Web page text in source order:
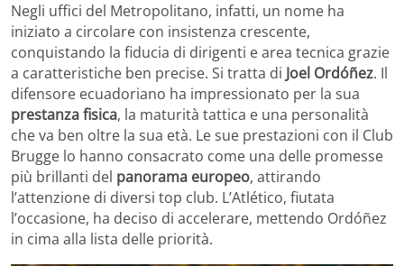
Negli uffici del Metropolitano, infatti, un nome ha
iniziato a circolare con insistenza crescente,
conquistando la fiducia di dirigenti e area tecnica grazie
a caratteristiche ben precise. Si tratta di Joel Ordóñez. Il
difensore ecuadoriano ha impressionato per la sua
prestanza fisica, la maturità tattica e una personalità
che va ben oltre la sua età. Le sue prestazioni con il Club
Brugge lo hanno consacrato come una delle promesse
più brillanti del panorama europeo, attirando
l’attenzione di diversi top club. L’Atlético, fiutata
l’occasione, ha deciso di accelerare, mettendo Ordóñez
in cima alla lista delle priorità.